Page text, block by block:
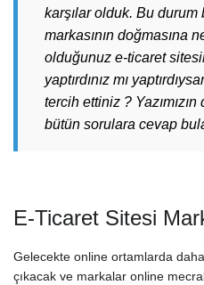
karşılar olduk. Bu durum
markasının doğmasına
olduğunuz e-ticaret
yaptırdınız mı
tercih ettiniz ? Yazımızın
bütün sorulara cevap
E-Ticaret Sitesi
Gelecekte online ortamlarda
çıkacak ve markalar online